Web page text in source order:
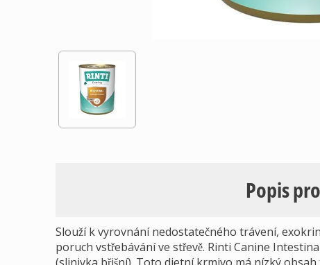
Popis
Slouží k vyrovnání nedostatečného trávení,
poruch vstřebávání ve střevě. Rinti Canine